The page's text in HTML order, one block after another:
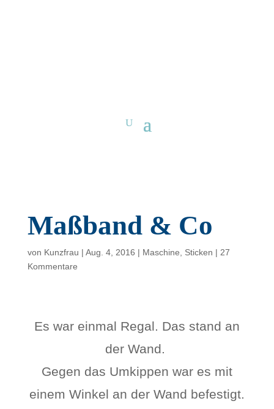
Maßband & Co
von Kunzfrau | Aug. 4, 2016 | Maschine Sticken | 27
Kommentare
Es war einmal Regal. Das stand an
der Wand.
Gegen das Umkippen war es mit
einem Winkel an der Wand befestigt.